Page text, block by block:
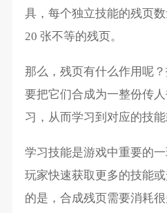
具，每个独立技能的残页
20 张不等的残页。
那么，残页有什么作用呢
要把它们合成为一整份传
习，从而学习到对应的技能
学习技能是游戏中重要的
玩家快速获取更多的技能
的是，合成残页需要消耗